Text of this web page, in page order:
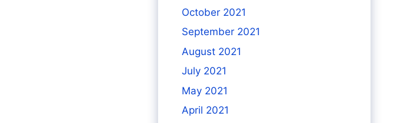
October 2021
September 2021
August 2021
July 2021
May 2021
April 2021